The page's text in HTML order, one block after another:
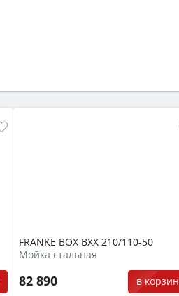
FRANKE BOX BXX 210/110-50
Мойка стальная
82 890 в